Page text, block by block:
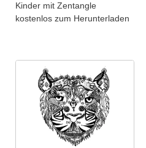
Kinder mit Zentangle
kostenlos zum Herunterladen